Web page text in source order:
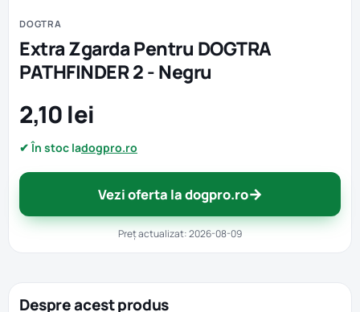
DOGTRA
Extra Zgarda Pentru DOGTRA
PATHFINDER 2 - Negru
2,10 lei
✔ În stoc ladogpro.ro
Vezi oferta la dogpro.ro→
Preț actualizat: 2026-08-09
Despre acest produs